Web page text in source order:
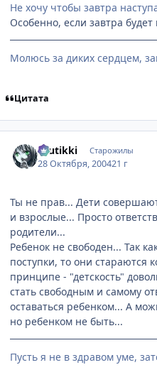
Не хочу чтобы завтра
Особенно, если завтра
Молюсь за диких сердцем,
Цитата
tuutikki Старожилы
28 Октября, 200421 г
Ты не прав... Дети
и взрослые... Просто
родители...
Ребенок не свободен... Так
поступки, то они стараются
принципе - "детскость"
стать свободным и самому
оставаться ребенком... А
но ребенком не быть...
Пусть я не в здравом уме,